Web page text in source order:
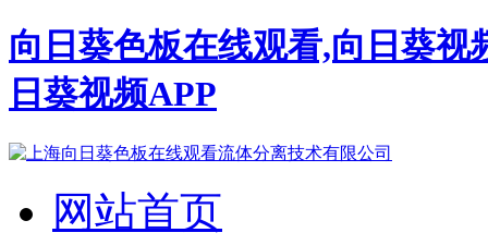
向日葵色板在线观看,向日葵
日葵视频APP
网站首页